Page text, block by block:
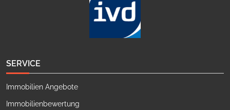
SERVICE
Immobilien Angebote
Immobilienbewertung